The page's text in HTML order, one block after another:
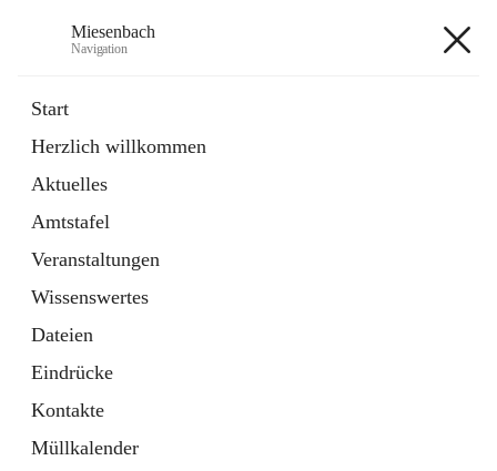
Miesenbach
Navigation
Start
Herzlich willkommen
Aktuelles
Amtstafel
Veranstaltungen
Wissenswertes
Dateien
Eindrücke
Kontakte
Müllkalender
Externe Webseite
in
Tab
Region Schneebergland
Externe Webseite
öffnet
in
neuem
Tab